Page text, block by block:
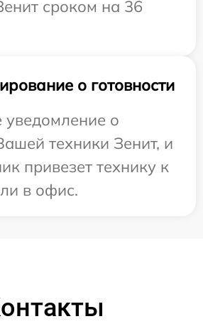
сроком на 36
о готовности
уведомление о
техники Зенит, и
привезет технику к
в офис.